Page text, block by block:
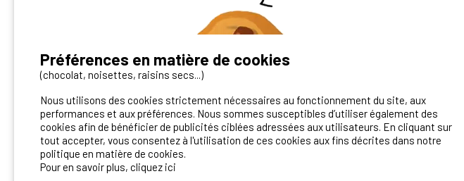
Vous avez un camping ?
Contactez-nous!
Contact Ibericamp
Abonnez-vous à la
Préférences en matière de cookies
(chocolat, noisettes, raisins secs...)
Nous utilisons des cookies strictement nécessaires au fonctionnement du site, aux
performances et aux préférences. Nous sommes susceptibles d’utiliser également des
cookies afin de bénéficier de publicités ciblées adressées aux utilisateurs. En cliquant sur
tout accepter, vous consentez à l'utilisation de ces cookies aux fins décrites dans notre
politique en matière de cookies.
Pour en savoir plus, cliquez ici